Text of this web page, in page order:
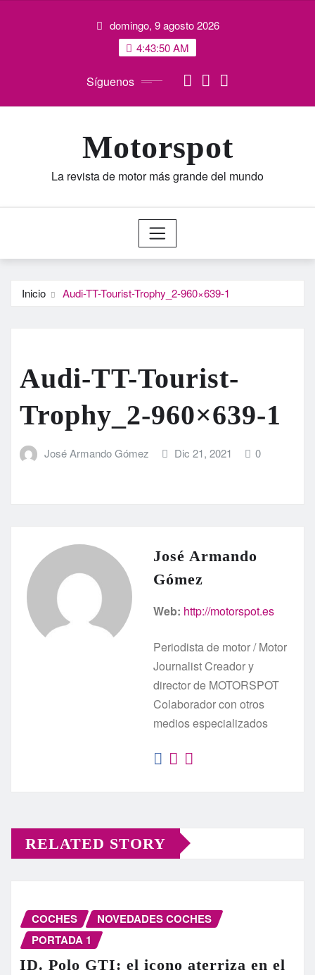
domingo, 9 agosto 2026
4:43:51 AM
Síguenos
Motorspot
La revista de motor más grande del mundo
Inicio Audi-TT-Tourist-Trophy_2-960×639-1
Audi-TT-Tourist-
Trophy_2-960×639-1
José Armando Gómez Dic 21, 2021 0
José Armando
Gómez
Web: http://motorspot.es
Periodista de motor / Motor
Journalist Creador y
director de MOTORSPOT
Colaborador con otros
medios especializados
RELATED STORY
COCHES
NOVEDADES COCHES
PORTADA 1
ID. Polo GTI: el icono aterriza en el